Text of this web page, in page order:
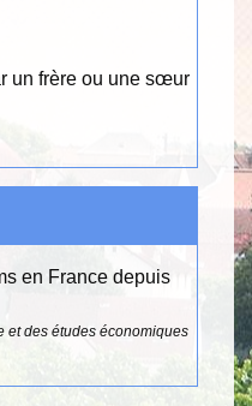
un frère ou une sœur
en France depuis
et des études économiques